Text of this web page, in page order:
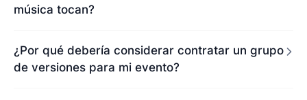
música tocan?
¿Por qué debería considerar contratar un grupo
de versiones para mi evento?